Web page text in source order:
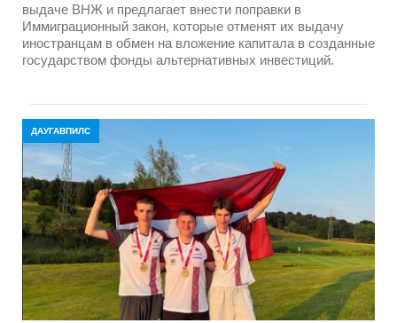
выдаче ВНЖ и предлагает внести поправки в
Иммиграционный закон, которые отменят их выдачу
иностранцам в обмен на вложение капитала в созданные
государством фонды альтернативных инвестиций.
ДАУГАВПИЛС